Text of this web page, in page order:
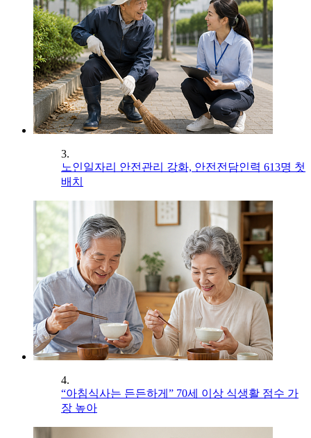
3.
노인일자리 안전관리 강화, 안전전담인력 613명 첫
배치
4.
“아침식사는 든든하게” 70세 이상 식생활 점수 가
장 높아